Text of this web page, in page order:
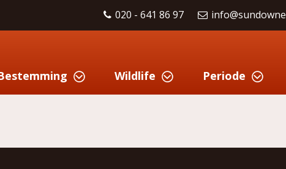
020 - 641 86 97
Wildlife Periode